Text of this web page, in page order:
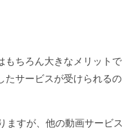
もちろん大きなメリットで
たサービスが受けられるの
ますが、他の動画サービス